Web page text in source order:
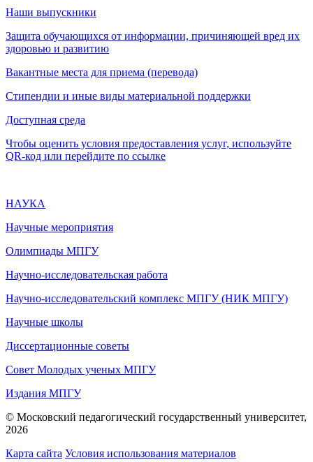
Наши выпускники
Защита обучающихся от информации, причиняющей вред их
здоровью и развитию
Вакантные места для приема (перевода)
Стипендии и иные виды материальной поддержки
Доступная среда
Чтобы оценить условия предоставления услуг, используйте
QR-код или перейдите по ссылке
НАУКА
Научные мероприятия
Олимпиады МПГУ
Научно-исследовательская работа
Научно-исследовательский комплекс МПГУ (НИК МПГУ)
Научные школы
Диссертационные советы
Совет Молодых ученых МПГУ
Издания МПГУ
© Московский педагогический государственный университет,
2026
Карта сайта Условия использования материалов